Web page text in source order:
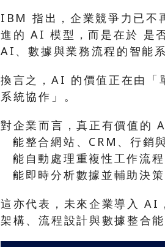
IBM 指出，企業競爭力已不
進的 AI 模型，而是在於 是
AI、數據與業務流程的智能系
換言之，AI 的價值正在由「
系統協作」。
對企業而言，真正有價值的
能整合網站、CRM、行銷
能自動處理重複性工作流程
能即時分析數據並輔助決策
這亦代表，未來企業導入 AI
架構、流程設計與數據整合能